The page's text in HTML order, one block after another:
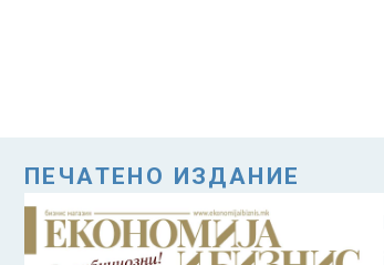
ПЕЧАТЕНО ИЗДАНИЕ